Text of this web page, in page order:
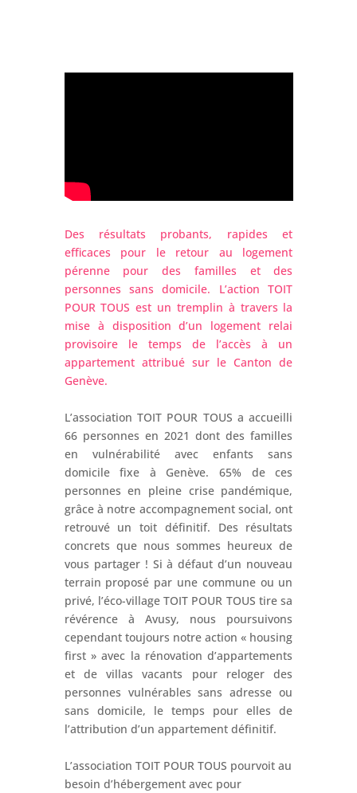
Des résultats probants, rapides et
efficaces pour le retour au logement
pérenne pour des familles et des
personnes sans domicile. L’action TOIT
POUR TOUS est un tremplin à travers la
mise à disposition d’un logement relai
provisoire le temps de l’accès à un
appartement attribué sur le Canton de
Genève.
L’association TOIT POUR TOUS a accueilli
66 personnes en 2021 dont des familles
en vulnérabilité avec enfants sans
domicile fixe à Genève. 65% de ces
personnes en pleine crise pandémique,
grâce à notre accompagnement social, ont
retrouvé un toit définitif. Des résultats
concrets que nous sommes heureux de
vous partager ! Si à défaut d’un nouveau
terrain proposé par une commune ou un
privé, l’éco-village TOIT POUR TOUS tire sa
révérence à Avusy, nous poursuivons
cependant toujours notre action « housing
first » avec la rénovation d’appartements
et de villas vacants pour reloger des
personnes vulnérables sans adresse ou
sans domicile, le temps pour elles de
l’attribution d’un appartement définitif.
L’association TOIT POUR TOUS pourvoit au
besoin d’hébergement avec pour